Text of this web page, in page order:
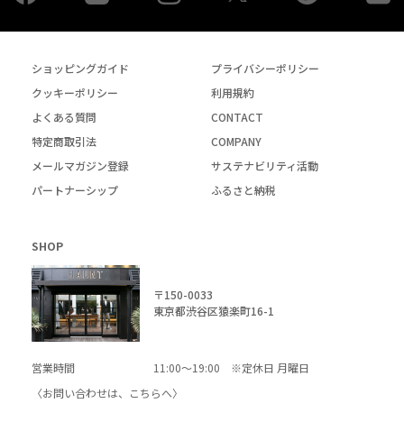
ショッピングガイド
プライバシーポリシー
クッキーポリシー
利用規約
よくある質問
CONTACT
特定商取引法
COMPANY
メールマガジン登録
サステナビリティ活動
パートナーシップ
ふるさと納税
SHOP
〒150-0033
東京都渋谷区猿楽町16-1
営業時間
11:00～19:00 ※定休日 月曜日
〈お問い合わせは、
こちらへ〉